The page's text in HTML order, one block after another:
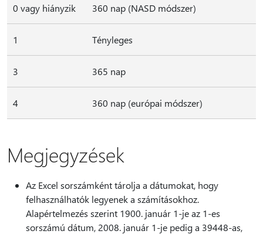
0 vagy hiányzik 360 nap (NASD módszer)
1 Tényleges
3 365 nap
4 360 nap (európai módszer)
Megjegyzések
Az Excel sorszámként tárolja a dátumokat, hogy
felhasználhatók legyenek a számításokhoz.
Alapértelmezés szerint 1900. január 1-je az 1-es
sorszámú dátum, 2008. január 1-je pedig a 39448-as,